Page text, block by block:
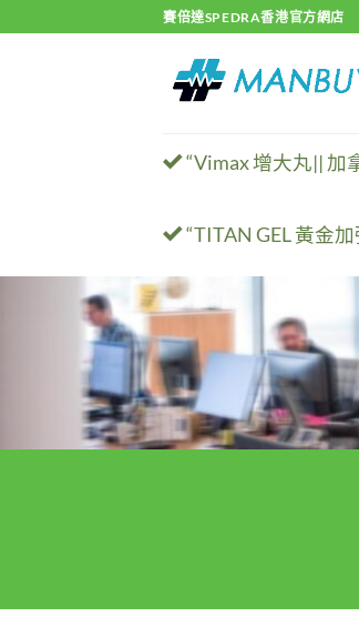
to
賽倍達SPEDRA香港官方網店
“Vimax 增大丸|| 加
“TITAN GEL 黃金